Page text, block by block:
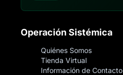
Operación Sistémica
Quiénes Somos
Tienda Virtual
Información de Contacto